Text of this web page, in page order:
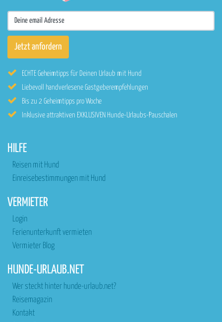
ECHTE Geheimtipps für Deinen Urlaub mit Hund
Liebevoll handverlesene Gastgeberempfehlungen
Bis zu 2 Geheimtipps pro Woche
Inklusive attraktiven EXKLUSIVEN Hunde-Urlaubs-Pauschalen
HILFE
Reisen mit Hund
Einreisebestimmungen mit Hund
VERMIETER
Login
Ferienunterkunft vermieten
Vermieter Blog
HUNDE-URLAUB.NET
Wer steckt hinter hunde-urlaub.net?
Reisemagazin
Kontakt